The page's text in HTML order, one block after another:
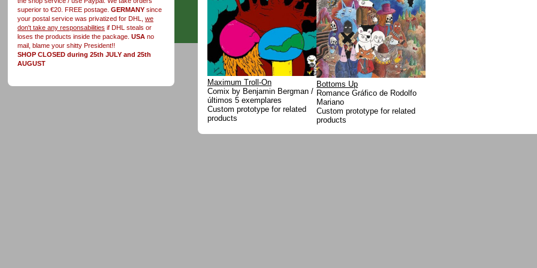
superior to €20. FREE postage. GERMANY since
your postal service was privatized for DHL, we
don't take any responsabilities if DHL steals or
loses the products inside the package. USA no
mail, blame your shitty President!!
SHOP CLOSED during 25th JULY and 25th
AUGUST
Maximum Troll-On
Comix by Benjamin Bergman /
últimos 5 exemplares
Custom prototype for related
products
Bottoms Up
Romance Gráfico de Rodolfo
Mariano
Custom prototype for related
products